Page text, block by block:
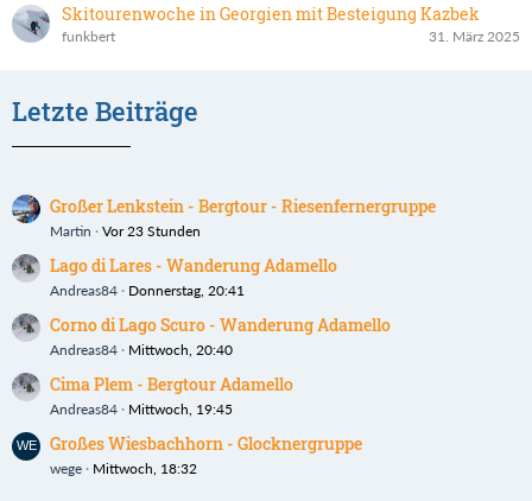
Skitourenwoche in Georgien mit Besteigung Kazbek
funkbert 31. März 2025
Letzte Beiträge
Großer Lenkstein - Bergtour - Riesenfernergruppe
Martin Vor 23 Stunden
Lago di Lares - Wanderung Adamello
Andreas84 Donnerstag, 20:41
Corno di Lago Scuro - Wanderung Adamello
Andreas84 Mittwoch, 20:40
Cima Plem - Bergtour Adamello
Andreas84 Mittwoch, 19:45
Großes Wiesbachhorn - Glocknergruppe
wege Mittwoch, 18:32